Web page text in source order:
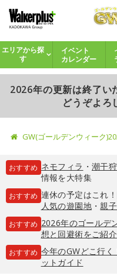
エリアから探
す
イベント
カレンダー
2026年の更新は終了い
どうぞよろ
GW(ゴールデンウィーク
おすすめ ネモフィラ ・ 潮干
情報を大特集
おすすめ 連休の予定はこれ
人気の遊園地・親
おすすめ 2026年のゴールデ
想と回避術をご紹介
おすすめ 今年のGWどこ行
ットガイド